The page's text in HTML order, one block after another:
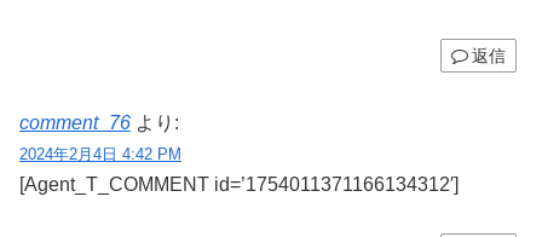
返信
comment_76 より:
2024年2月4日 4:42 PM
[Agent_T_COMMENT id=’1754011371166134312′]